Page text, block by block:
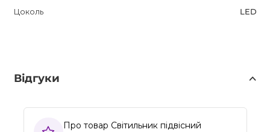
Цоколь LED
Відгуки
Про товар Світильник підвісний